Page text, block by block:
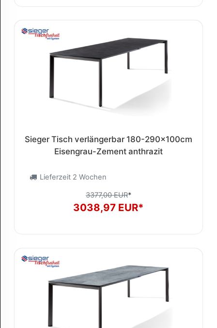
Sieger Tisch verlängerbar 180-290x100cm
Eisengrau-Zement anthrazit
Lieferzeit 2 Wochen
3377,00 EUR*
3038,97 EUR*